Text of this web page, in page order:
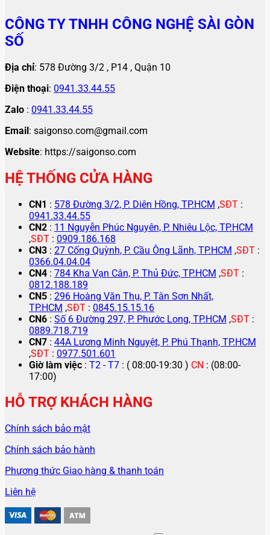
CÔNG TY TNHH CÔNG NGHỆ SÀI GÒN
SỐ
Địa chỉ: 578 Đường 3/2 , P14 , Quận 10
Điện thoại: 0941.33.44.55
Zalo : 0941.33.44.55
Email: saigonso.com@gmail.com
Website: https://saigonso.com
HỆ THỐNG CỬA HÀNG
CN1 : 578 Đường 3/2, P. Diên Hồng, TP.HCM ,SĐT :
0941.33.44.55
CN2 : 11 Nguyễn Phúc Nguyên, P. Nhiêu Lộc, TP.HCM
,SĐT : 0909.186.168
CN3 : 27 Cống Quỳnh, P. Cầu Ông Lãnh, TP.HCM ,SĐT :
0366.04.04.04
CN4 : 784 Kha Vạn Cân, P. Thủ Đức, TP.HCM ,SĐT :
0812.188.189
CN5 : 296 Hoàng Văn Thụ, P. Tân Sơn Nhất,
TP.HCM ,SĐT : 0845.15.15.16
CN6 : Số 6 Đường 297, P. Phước Long, TP.HCM ,SĐT :
0889.718.719
CN7 : 44A Lương Minh Nguyệt, P. Phú Thạnh, TP.HCM
,SĐT : 0977.501.601
Giờ làm việc : T2 - T7 : ( 08:00-19:30 ) CN : (08:00-
17:00)
HỖ TRỢ KHÁCH HÀNG
Chính sách bảo mật
Chính sách bảo hành
Phương thức Giao hàng & thanh toán
Liên hệ